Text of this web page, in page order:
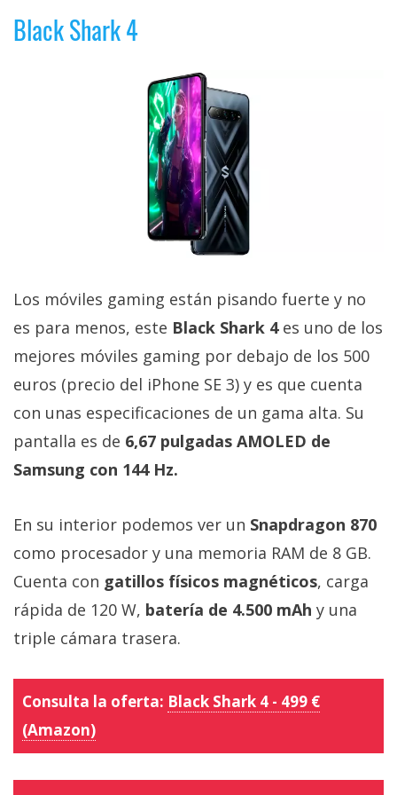
Black Shark 4
Los móviles gaming están pisando fuerte y no
es para menos, este Black Shark 4es uno de los
mejores móviles gaming por debajo de los 500
euros (precio del iPhone SE 3) y es que cuenta
con unas especificaciones de un gama alta. Su
pantalla es de 6,67 pulgadas AMOLED de
Samsung con 144 Hz.
En su interior podemos ver un Snapdragon 870
como procesador y una memoria RAM de 8 GB.
Cuenta con gatillos físicos magnéticos, carga
rápida de 120 W, batería de 4.500 mAh y una
triple cámara trasera.
Consulta la oferta: Black Shark 4 - 499 €
(Amazon)